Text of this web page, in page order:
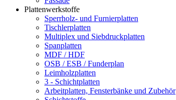
Plattenwerkstoffe
Sperrholz- und Furnierplatten
Tischlerplatten
Multiplex und Siebdruckplatten
Spanplatten
MDF / HDF
OSB / ESB / Funderplan
Leimholzplatten
3 - Schichtplatten
Arbeitplatten, Fensterbänke und Zubehör